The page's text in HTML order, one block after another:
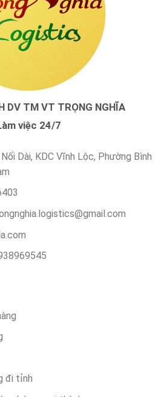
DV TM VT TRỌNG NGHĨA
việc 24/7
Dài, KDC Vĩnh Lộc, Phường Bình
đi tỉnh